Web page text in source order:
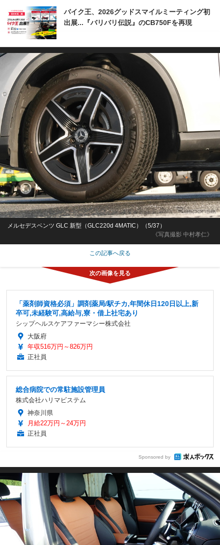
バイク王、2026グッドスマイルミーティング初
出展...『バリバリ伝説』のCB750Fを再現
《写真撮影 中村孝仁》
メルセデスベンツ GLC 新型（GLC220d 4MATIC）（5/37）
この記事へ戻る
「薬剤師資格必須」調剤薬局/駅チカ,年間休日120日以上,新
卒可,未経験可,高給与,寮・借上社宅あり
シップヘルスケアファーマシー株式会社
大阪府
年収516万円～826万円
正社員
総合病院での常駐施設管理員
株式会社ハリマビステム
神奈川県
月給22万円～24万円
正社員
Sponsored by